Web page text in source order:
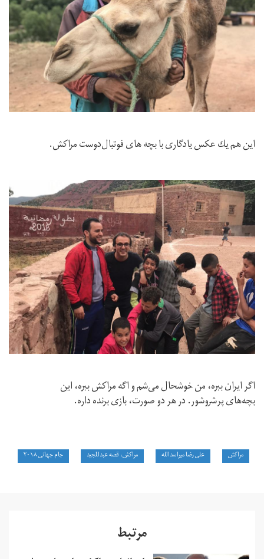
اين هم يك عكس يادگارى با بچه هاى فوتبال‌دوست مراكش.
اگر ايران ببره، من خوشحال مى‌شم و اگه مراكش ببره، اين
بچه‌هاى پرشروشور. در هر دو صورت، بازى برنده داره.
مراکش علی رضا میراسدالله مراكش، قصه عبدالمجيد جام جهانی ۲۰۱۸
مرتبط